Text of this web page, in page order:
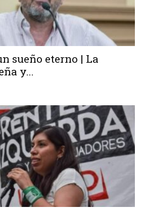
sueño eterno | La
y...